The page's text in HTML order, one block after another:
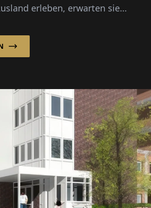
erleben, erwarten sie
Führung...